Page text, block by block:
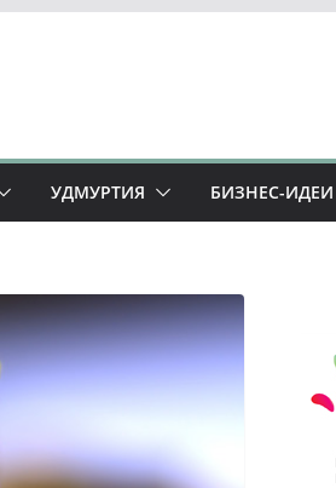
УДМУРТИЯ БИЗНЕС-ИДЕИ